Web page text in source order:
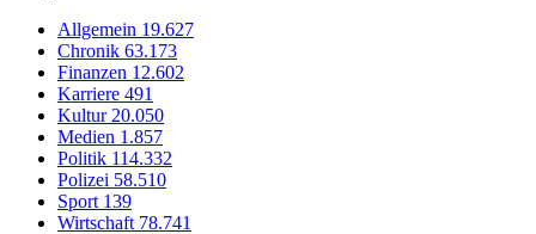
Allgemein 19.627
Chronik 63.173
Finanzen 12.602
Karriere 491
Kultur 20.050
Medien 1.857
Politik 114.332
Polizei 58.510
Sport 139
Wirtschaft 78.741